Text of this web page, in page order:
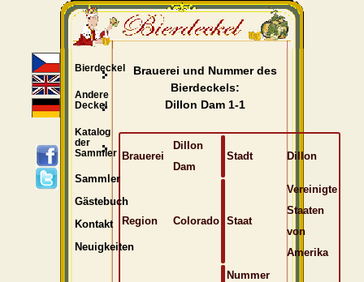
Brauerei und Nummer des
Bierdeckels:
Dillon Dam 1-1
Brauerei
Dillon
Dam
Stadt Dillon
Region Colorado Staat
Vereinigte
Staaten
von
Amerika
Nummer
Bierdeckel
Andere
Deckel
Katalog
der
Sammler
Sammler
Gästebuch
Kontakt
Neuigkeiten